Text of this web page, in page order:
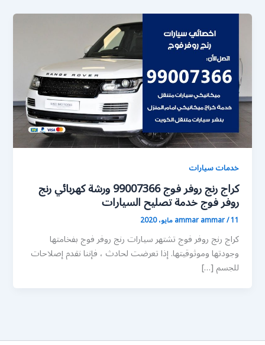
خدمات سيارات
كراج رنج روفر فوج 99007366 ورشة كهربائي رنج
روفر فوج خدمة تصليح السيارات
ammar ammar/11 مايو، 2020
كراج رنج روفر فوج تشتهر سيارات رنج روفر فوج بفخامتها
وجودتها وموثوقيتها. إذا تعرضت لحادث ، فإننا نقدم إصلاحات
للجسم […]